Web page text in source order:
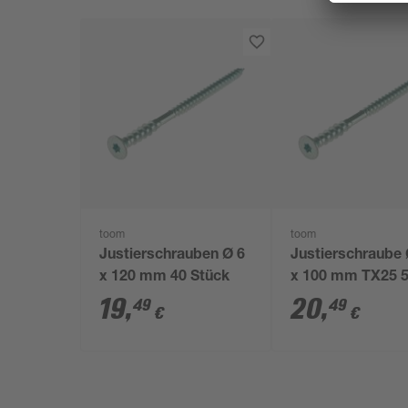
toom
Justierschrauben Ø 6
x 120 mm 40 Stück
19,49 €
toom
Justierschraube
x 100 mm TX25
Stück
20,49 €